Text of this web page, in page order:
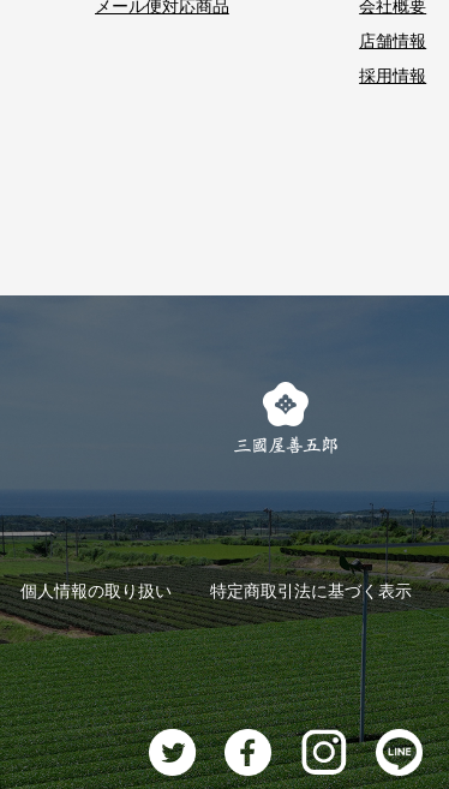
メール便対応商品
会社概要
店舗情報
採用情報
個人情報の取り扱い 特定商取引法に基づく表示